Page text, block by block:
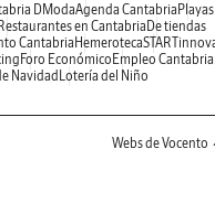
DModaAgenda Cantabria Playas
Restaurantes en Cantabria De tiendas
CantabriaHemeroteca
Foro Económico Empleo Cantabria
Navidad Lotería del Niño
Webs de Vocento